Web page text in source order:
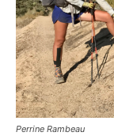
Perrine Rambeau